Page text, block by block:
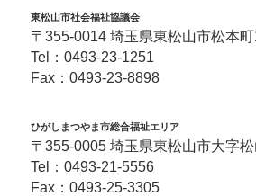
東松山市社会福祉協議会
〒355-0014 埼玉県東松山市松本
Tel： 0493-23-1251
Fax：0493-23-8898
ひがしまつやま市総合福祉エリア
〒355-0005 埼玉県東松山市大字
Tel： 0493-21-5556
Fax：0493-25-3305